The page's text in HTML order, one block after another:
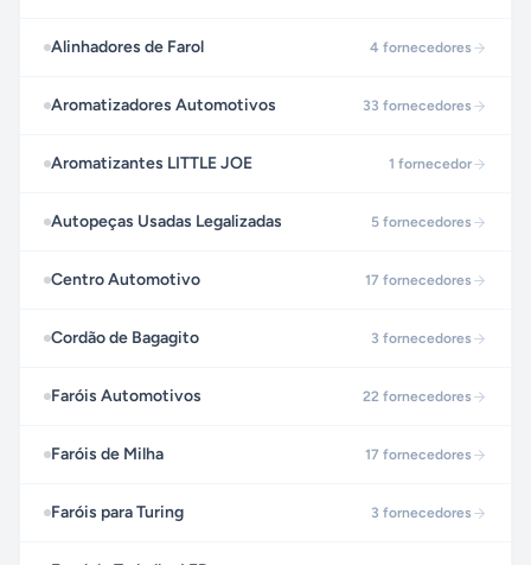
Alinhadores de Farol 4 fornecedores
Aromatizadores Automotivos 33 fornecedores
Aromatizantes LITTLE JOE 1 fornecedor
Autopeças Usadas Legalizadas 5 fornecedores
Centro Automotivo 17 fornecedores
Cordão de Bagagito 3 fornecedores
Faróis Automotivos 22 fornecedores
Faróis de Milha 17 fornecedores
Faróis para Turing 3 fornecedores